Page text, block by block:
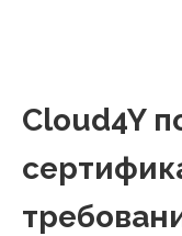
Cloud4Y